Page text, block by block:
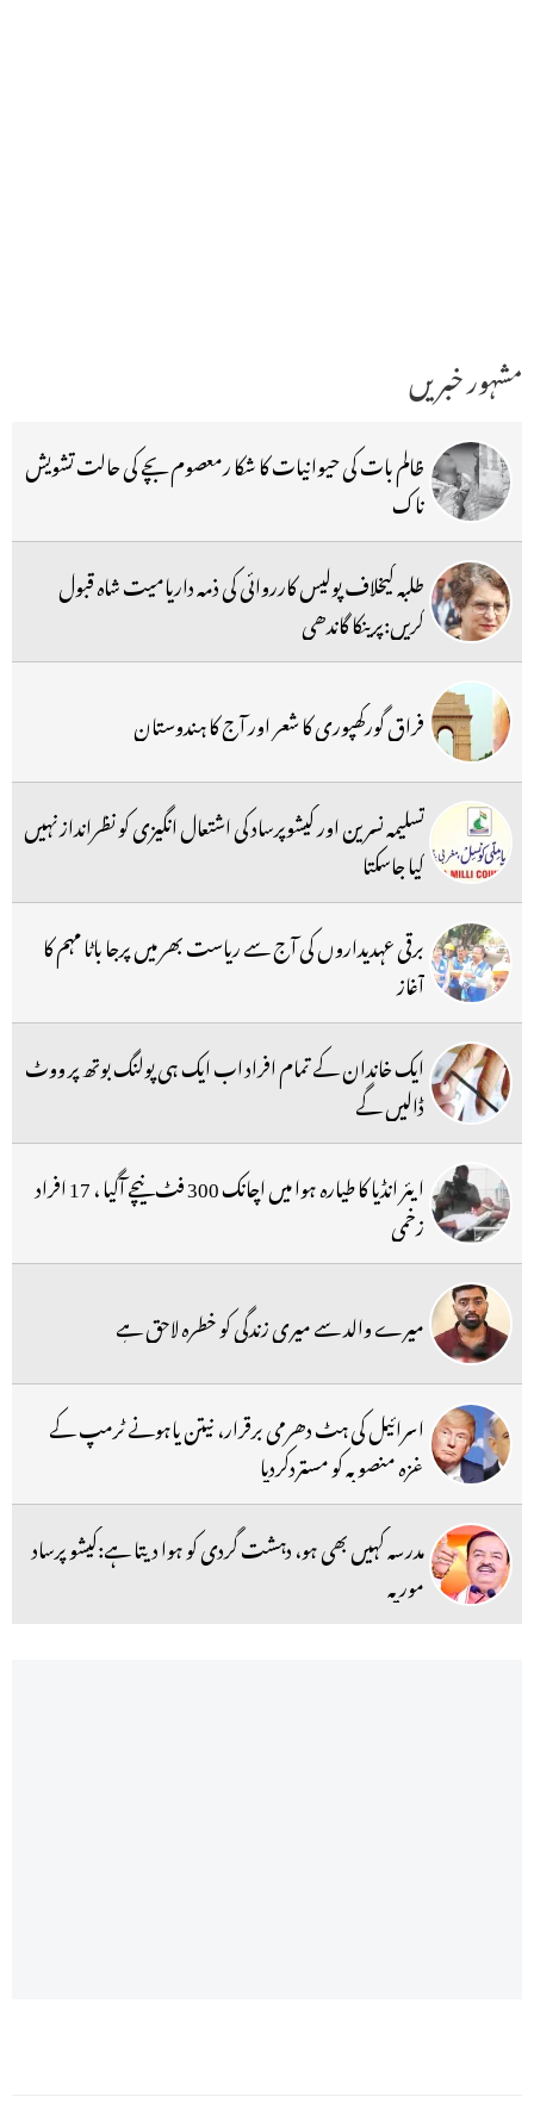
مشہور خبریں
ظالم بات کی حیوانیات کا شکا رمعصوم بچے کی حالت تشویش
ناک
طلبہ کیخلاف پولیس کارروائی کی ذمہ داریامیت شاہ قبول
کریں:پرینکا گاندھی
فراق گورکھپوری کا شعر اور آج کا ہندوستان
تسلیمہ نسرین اور کیشوپرساد کی اشتعال انگیزی کو نظرانداز نہیں
کیا جاسکتا
برقی عہدیداروں کی آج سے ریاست بھر میں پرجا باٹا مہم کا
آغاز
ایک خاندان کے تمام افراد اب ایک ہی پولنگ بوتھ پر ووٹ
ڈالیں گے
ایئر انڈیا کا طیارہ ہوا میں اچانک 300 فٹ نیچے آگیا ، 17 افراد
زخمی
میرے والد سے میری زندگی کو خطرہ لاحق ہے
اسرائیل کی ہٹ دھرمی برقرار، نیتن یاہونے ٹرمپ کے
غزہ منصوبہ کو مستردکردیا
مدرسہ کہیں بھی ہو، دہشت گردی کو ہوا دیتا ہے:کیشو پرساد
موریہ